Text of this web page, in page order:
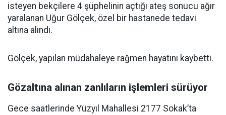
isteyen bekçilere 4 şüphelinin açtığı ateş sonucu ağır
yaralanan Uğur Gölçek, özel bir hastanede tedavi
altına alındı.
Gölçek, yapılan müdahaleye rağmen hayatını kaybetti.
Gözaltına alınan zanlıların işlemleri sürüyor
Gece saatlerinde Yüzyıl Mahallesi 2177 Sokak’ta